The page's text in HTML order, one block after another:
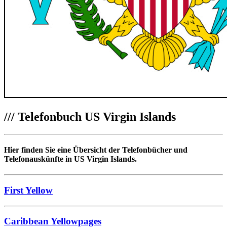
/// Telefonbuch US Virgin Islands
Hier finden Sie eine Übersicht der Telefonbücher und
Telefonauskünfte in US Virgin Islands.
First Yellow
Caribbean Yellowpages